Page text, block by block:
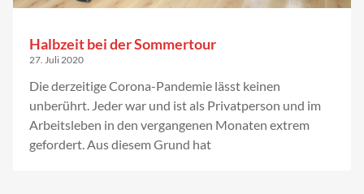
Halbzeit bei der Sommertour
27. Juli 2020
Die derzeitige Corona-Pandemie lässt keinen
unberührt. Jeder war und ist als Privatperson und im
Arbeitsleben in den vergangenen Monaten extrem
gefordert. Aus diesem Grund hat